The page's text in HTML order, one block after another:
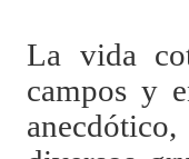
La vida
campos y